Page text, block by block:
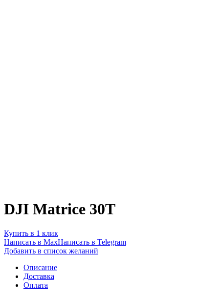
DJI Matrice 30T
Купить в 1 клик
Написать в MaxНаписать в Telegram
Добавить в список желаний
Описание
Доставка
Оплата